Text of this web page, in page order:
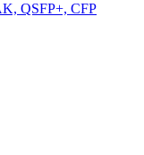
QSFP+, CFP